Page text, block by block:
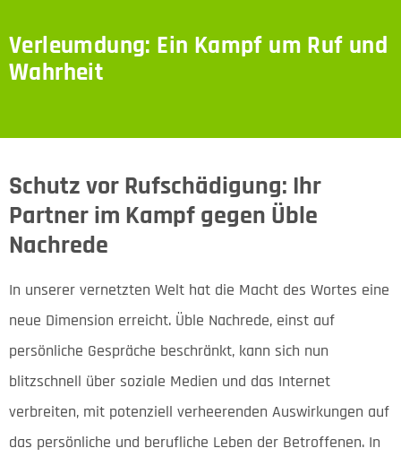
Verleumdung: Ein Kampf um Ruf und
Wahrheit
Schutz vor Rufschädigung: Ihr
Partner im Kampf gegen Üble
Nachrede
In unserer vernetzten Welt hat die Macht des Wortes eine
neue Dimension erreicht. Üble Nachrede, einst auf
persönliche Gespräche beschränkt, kann sich nun
blitzschnell über soziale Medien und das Internet
verbreiten, mit potenziell verheerenden Auswirkungen auf
das persönliche und berufliche Leben der Betroffenen. In